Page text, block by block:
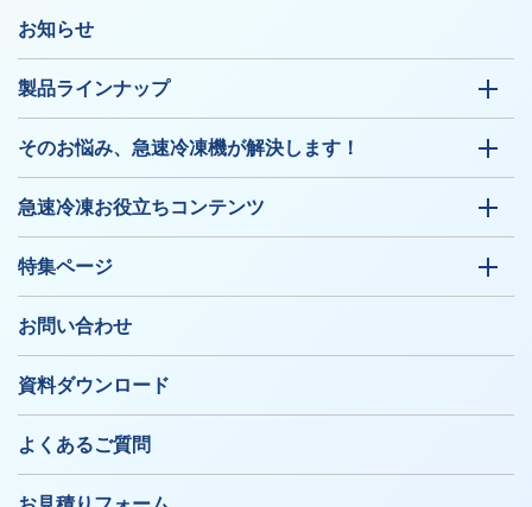
お知らせ
製品ラインナップ
そのお悩み、急速冷凍機が解決します！
急速冷凍お役立ちコンテンツ
特集ページ
お問い合わせ
資料ダウンロード
よくあるご質問